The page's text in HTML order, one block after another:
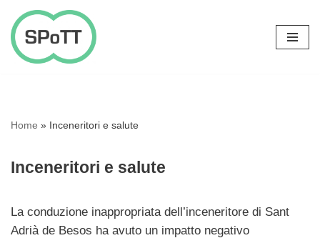
Vai
al
Home » Inceneritori e salute
Inceneritori e salute
La conduzione inappropriata dell’inceneritore di Sant
Adrià de Besos ha avuto un impatto negativo